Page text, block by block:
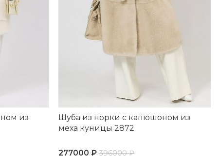
из
Шуба из норки с капюшоном из
меха куницы 2872
277000₽ 396000₽